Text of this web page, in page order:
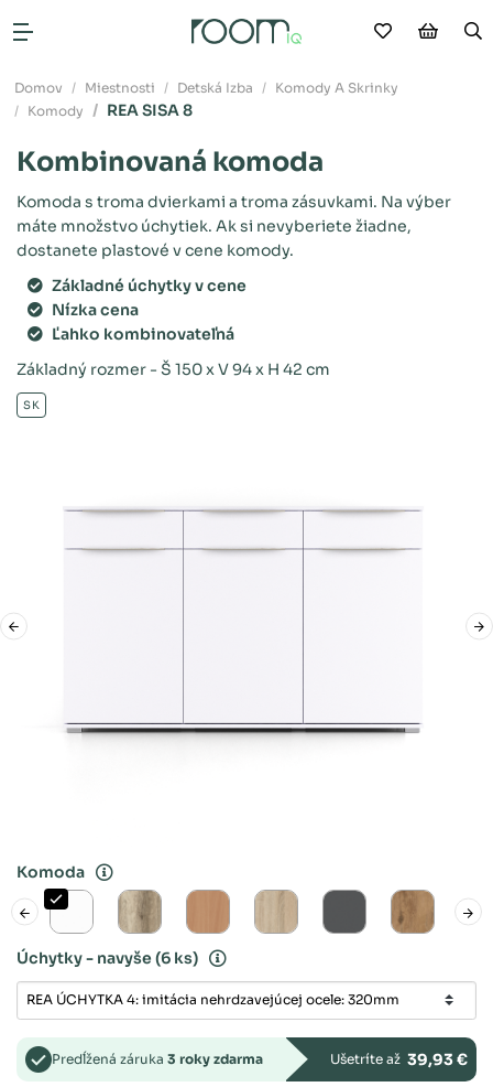
Otvoriť menu Moje
Domov Miestnosti Detská Izba
Komody A Skrinky
Komody
REA SISA 8
Kombinovaná komoda
Komoda s troma dvierkami a troma zásuvkami. Na výber
máte množstvo úchytiek. Ak si nevyberiete žiadne,
dostanete plastové v cene komody.
Základné úchytky v cene
Nízka cena
Ľahko kombinovateľná
Základný rozmer - Š 150 x V 94 x H 42 cm
SK
Komoda
Úchytky - navyše (6 ks)
Predĺžená záruka 3 roky zdarma Ušetríte až 39,93 €